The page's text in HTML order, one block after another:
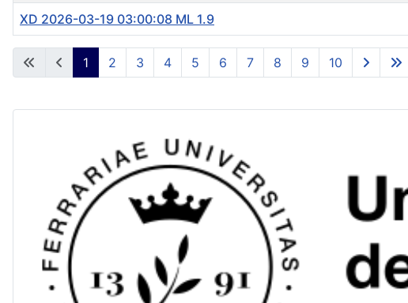
Articoli
XD 2026-03-19 03:00:08 ML 1.9
1 2 3 4 5 6 7 8 9 10